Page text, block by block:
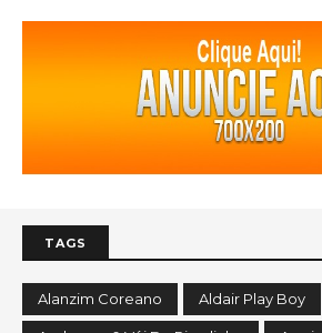
TAGS
Alanzim Coreano Aldair Play Boy